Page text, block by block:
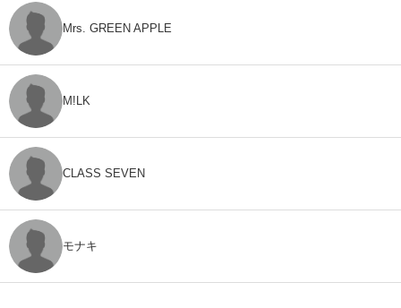
Mrs. GREEN APPLE
M!LK
CLASS SEVEN
モナキ